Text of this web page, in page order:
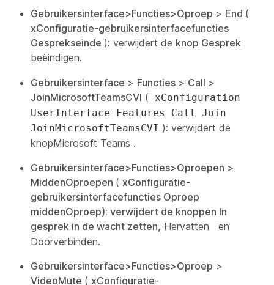
Gebruikersinterface>Functies>Oproep > End (
xConfiguratie-gebruikersinterfacefuncties
Gesprekseinde ): verwijdert de knop Gesprek
beëindigen.
Gebruikersinterface > Functies > Call >
JoinMicrosoftTeamsCVI (
xConfiguration
UserInterface Features Call Join
JoinMicrosoftTeamsCVI ): verwijdert de
knopMicrosoft Teams .
Gebruikersinterface>Functies>Oproepen >
MiddenOproepen ( xConfiguratie-
gebruikersinterfacefuncties Oproep
middenOproep): verwijdert de knoppen In
gesprek in de wacht zetten, Hervatten
en
Doorverbinden.
Gebruikersinterface>Functies>Oproep >
VideoMute ( xConfiguratie-